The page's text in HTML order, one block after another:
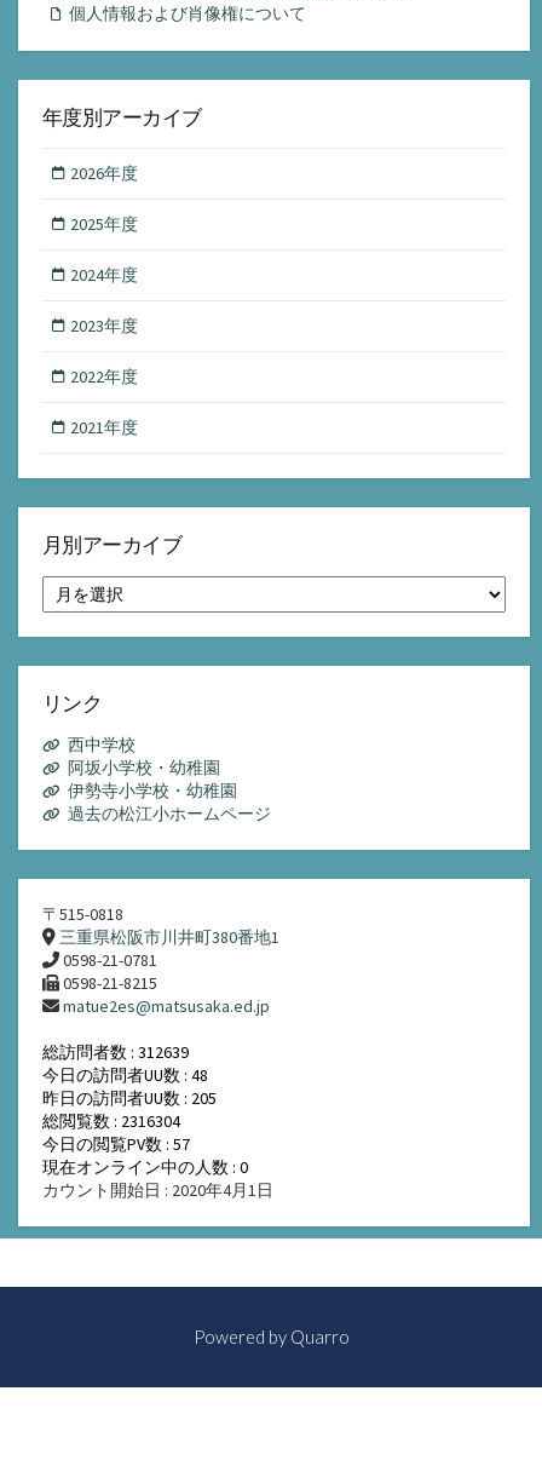
個人情報および肖像権について
年度別アーカイブ
2026年度
2025年度
2024年度
2023年度
2022年度
2021年度
月別アーカイブ
別
ア
イ
リンク
西中学校
阿坂小学校・幼稚園
伊勢寺小学校・幼稚園
過去の松江小ホームページ
〒515-0818
三重県松阪市川井町380番地1
0598-21-0781
0598-21-8215
matue2es@matsusaka.ed.jp
総訪問者数 : 312639
今日の訪問者UU数 : 48
昨日の訪問者UU数 : 205
総閲覧数 : 2316304
今日の閲覧PV数 : 57
現在オンライン中の人数 : 0
カウント開始日 : 2020年4月1日
Powered by Quarro